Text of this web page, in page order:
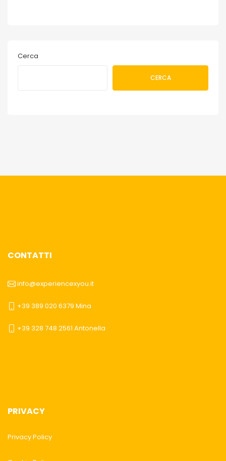
Cerca
CERCA
CONTATTI
info@experiencexyou.it
+39 389 020 6379 Mina
+39 328 748 2561 Antonella
PRIVACY
Privacy Policy